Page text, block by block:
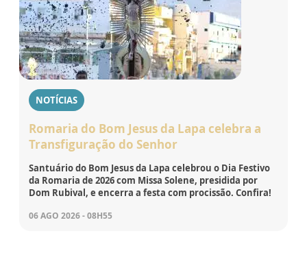
NOTÍCIAS
Romaria do Bom Jesus da Lapa celebra a
Transfiguração do Senhor
Santuário do Bom Jesus da Lapa celebrou o Dia Festivo
da Romaria de 2026 com Missa Solene, presidida por
Dom Rubival, e encerra a festa com procissão. Confira!
06 AGO 2026 - 08H55